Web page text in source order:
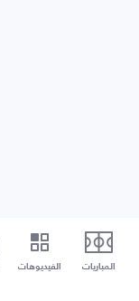
المباريات الفيديوهات